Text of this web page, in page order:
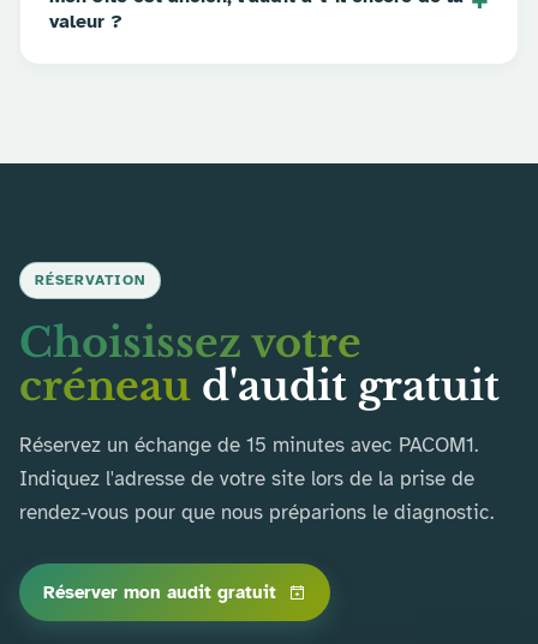
valeur ?
RÉSERVATION
Choisissez votre
créneau d'audit gratuit
Réservez un échange de 15 minutes avec PACOM1.
Indiquez l'adresse de votre site lors de la prise de
rendez-vous pour que nous préparions le diagnostic.
Réserver mon audit gratuit